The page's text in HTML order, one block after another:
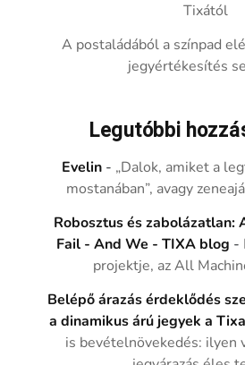
Tixától
A postaládából a színpad
jegyértékesítés
Legutóbbi
Evelin - „Dalok, amiket a
mostanában”, avagy
Robosztus és
Fail - And We - TIXA blog -
projektje, az All
Belépő árazás érdeklődés
a dinamikus árú jegyek a
is bevételnövekedés: ilyen